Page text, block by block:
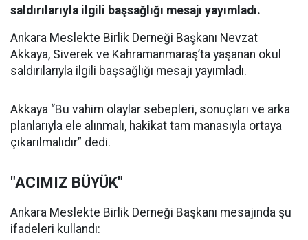
saldırılarıyla ilgili başsağlığı mesajı yayımladı.
Ankara Meslekte Birlik Derneği Başkanı Nevzat
Akkaya, Siverek ve Kahramanmaraş’ta yaşanan okul
saldırılarıyla ilgili başsağlığı mesajı yayımladı.
Akkaya “Bu vahim olaylar sebepleri, sonuçları ve arka
planlarıyla ele alınmalı, hakikat tam manasıyla ortaya
çıkarılmalıdır” dedi.
"ACIMIZ BÜYÜK"
Ankara Meslekte Birlik Derneği Başkanı mesajında şu
ifadeleri kullandı: